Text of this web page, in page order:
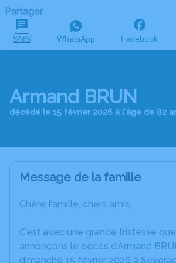
Partager
SMS WhatsApp Facebook
Armand BRUN
décédé le 15 février 2026 à l'âge de 82
Message de la famille
Chère famille, chers amis,
C’est avec une grande tristesse
annonçons le décès d’Armand
dimanche 15 février 2026 à